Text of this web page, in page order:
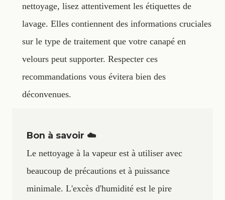
nettoyage, lisez attentivement les étiquettes de
lavage. Elles contiennent des informations cruciales
sur le type de traitement que votre canapé en
velours peut supporter. Respecter ces
recommandations vous évitera bien des
déconvenues.
Bon à savoir ☁️
Le nettoyage à la vapeur est à utiliser avec
beaucoup de précautions et à puissance
minimale. L'excès d'humidité est le pire